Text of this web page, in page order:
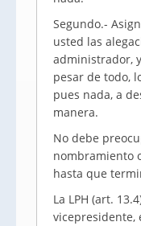
Segundo.-
usted las
administrador,
pesar de todo,
pues nada, a
manera.
No debe
nombramiento
hasta que
La LPH (art.
vicepresidente,